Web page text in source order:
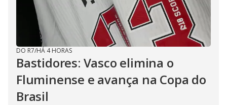
DO R7/HÁ 4 HORAS
Bastidores: Vasco elimina o
Fluminense e avança na Copa do
Brasil